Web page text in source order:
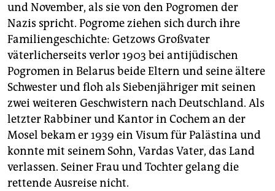
und November, als sie von den Pogromen der
Nazis spricht. Pogrome ziehen sich durch ihre
Familiengeschichte: Getzows Großvater
väterlicherseits verlor 1903 bei antijüdischen
Pogromen in Belarus beide Eltern und seine ältere
Schwester und floh als Siebenjähriger mit seinen
zwei weiteren Geschwistern nach Deutschland. Als
letzter Rabbiner und Kantor in Cochem an der
Mosel bekam er 1939 ein Visum für Palästina und
konnte mit seinem Sohn, Vardas Vater, das Land
verlassen. Seiner Frau und Tochter gelang die
rettende Ausreise nicht.